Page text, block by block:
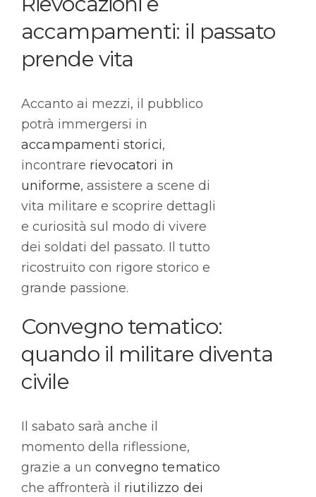
accampamenti: il passato
prende vita
Accanto ai mezzi, il pubblico
potrà immergersi in
accampamenti storici,
incontrare rievocatori in
uniforme, assistere a scene di
vita militare e scoprire dettagli
e curiosità sul modo di vivere
dei soldati del passato. Il tutto
ricostruito con rigore storico e
grande passione.
Convegno tematico:
quando il militare diventa
civile
Il sabato sarà anche il
momento della riflessione,
grazie a un convegno tematico
che affronterà il riutilizzo dei